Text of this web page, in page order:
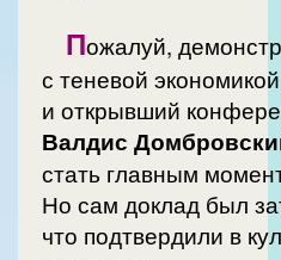
Пожалуй,
с теневой
и открывший
Валдис
стать главным
Но сам доклад был
что подтвердили в